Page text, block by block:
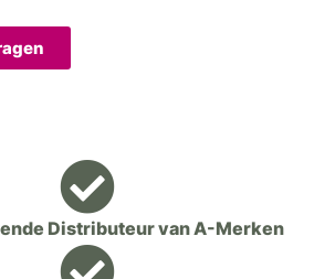
Distributeur van A-Merken